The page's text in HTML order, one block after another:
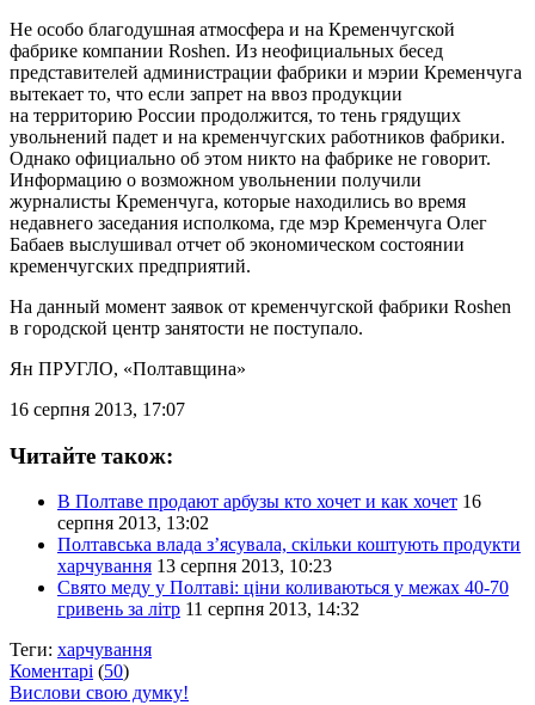
Не особо благодушная атмосфера и на Кременчугской
фабрике компании Roshen. Из неофициальных бесед
представителей администрации фабрики и мэрии Кременчуга
вытекает то, что если запрет на ввоз продукции
на территорию России продолжится, то тень грядущих
увольнений падет и на кременчугских работников фабрики.
Однако официально об этом никто на фабрике не говорит.
Информацию о возможном увольнении получили
журналисты Кременчуга, которые находились во время
недавнего заседания исполкома, где мэр Кременчуга Олег
Бабаев выслушивал отчет об экономическом состоянии
кременчугских предприятий.
На данный момент заявок от кременчугской фабрики Roshen
в городской центр занятости не поступало.
Ян ПРУГЛО, «Полтавщина»
16 серпня 2013, 17:07
Читайте також:
В Полтаве продают арбузы кто хочет и как хочет 16
серпня 2013, 13:02
Полтавська влада з’ясувала, скільки коштують продукти
харчування 13 серпня 2013, 10:23
Свято меду у Полтаві: ціни коливаються у межах 40-70
гривень за літр 11 серпня 2013, 14:32
Теги: харчування
Коментарі (50)
Вислови свою думку!